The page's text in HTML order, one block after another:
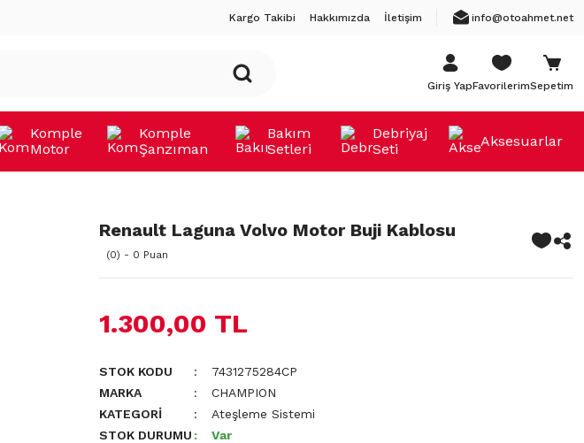
Kargo Takibi Hakkımızda İletişim info@otoahmet.net
Giriş YapFavorilerimSepetim
Komple
Motor
Komple
Şanzıman
Bakım
Setleri
Debriyaj
Seti
Aksesuarlar
Renault Laguna Volvo Motor Buji Kablosu
(0) - 0 Puan
1.300,00 TL
STOK KODU
7431275284CP
MARKA
CHAMPION
KATEGORI
Ateşleme Sistemi
STOK DURUMU
Var